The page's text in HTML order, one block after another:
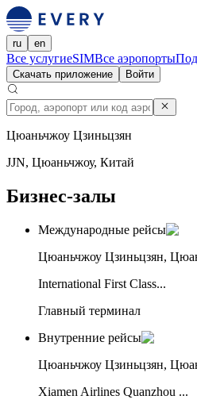
ru en
Все услугиeSIMВсе аэропорты
Скачать приложение Войти
Цюаньчжоу Цзиньцзян
JJN, Цюаньчжоу, Китай
Бизнес-залы
Международные рейсы
Цюаньчжоу Цзиньцзян,
International First Class...
Главный терминал
Внутренние рейсы
Цюаньчжоу Цзиньцзян,
Xiamen Airlines Quanzhou ...